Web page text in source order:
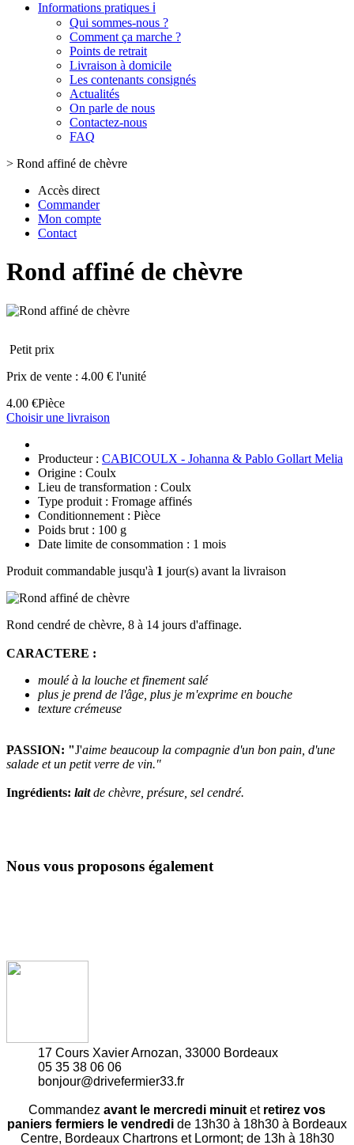
Informations pratiques ℹ️
Qui sommes-nous ?
Comment ça marche ?
Points de retrait
Livraison à domicile
Les contenants consignés
Actualités
On parle de nous
Contactez-nous
FAQ
> Rond affiné de chèvre
Accès direct
Commander
Mon compte
Contact
Rond affiné de chèvre
Petit prix
Prix de vente : 4.00 € l'unité
4.00 €Pièce
Choisir une livraison
Producteur : CABICOULX - Johanna & Pablo Gollart Melia
Origine : Coulx
Lieu de transformation : Coulx
Type produit : Fromage affinés
Conditionnement : Pièce
Poids brut : 100 g
Date limite de consommation : 1 mois
Produit commandable jusqu'à 1 jour(s) avant la livraison
Rond cendré de chèvre, 8 à 14 jours d'affinage.
CARACTERE :
moulé à la louche et finement salé
plus je prend de l'âge, plus je m'exprime en bouche
texture crémeuse
PASSION: "J'aime beaucoup la compagnie d'un bon pain, d'une
salade et un petit verre de vin."
Ingrédients: laitde chèvre, présure, sel cendré.
Nous vous proposons également
17 Cours Xavier Arnozan, 33000 Bordeaux
05 35 38 06 06
bonjour@drivefermier33.fr
Commandez avant le mercredi minuit et retirez vos
paniers fermiers le vendredi de 13h30 à 18h30 à Bordeaux
Centre, Bordeaux Chartrons et Lormont; de 13h à 18h30